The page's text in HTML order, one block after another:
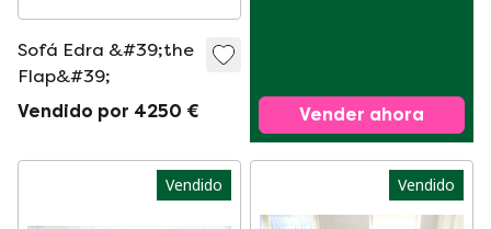
Sofá Edra &#39;the
Flap&#39;
Vendido por 4250 €
Vender ahora
Vendido Vendido